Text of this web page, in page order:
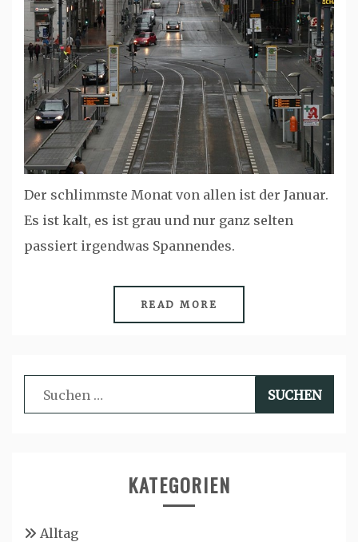
Der schlimmste Monat von allen ist der Januar.
Es ist kalt, es ist grau und nur ganz selten
passiert irgendwas Spannendes.
READ MORE
Suchen
nach:
KATEGORIEN
Alltag